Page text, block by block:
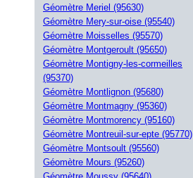
Géomètre Meriel (95630)
Géomètre Mery-sur-oise (95540)
Géomètre Moisselles (95570)
Géomètre Montgeroult (95650)
Géomètre Montigny-les-cormeilles
(95370)
Géomètre Montlignon (95680)
Géomètre Montmagny (95360)
Géomètre Montmorency (95160)
Géomètre Montreuil-sur-epte (95770)
Géomètre Montsoult (95560)
Géomètre Mours (95260)